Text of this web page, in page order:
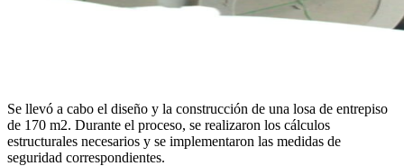
Se llevó a cabo el diseño y la construcción de una losa de entrepiso
de 170 m2. Durante el proceso, se realizaron los cálculos
estructurales necesarios y se implementaron las medidas de
seguridad correspondientes.